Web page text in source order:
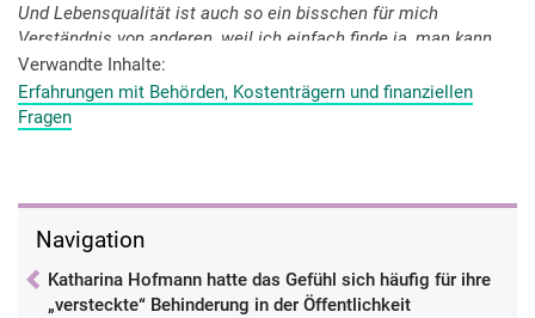
Und Lebensqualität ist auch so ein bisschen für mich
Verständnis von anderen, weil ich einfach finde ja, man kann
sagen, mir ist egal, was andere denken und ich gehe so
durchs Leben, aber im Endeffekt verletzt es uns trotzdem alle,
wenn man dann blöd behandelt wird.
Verwandte Inhalte
Erfahrungen mit Behörden, Kostenträgern und finanziellen
Fragen
Navigation
Katharina Hofmann hatte das Gefühl sich häufig für ihre
„versteckte“ Behinderung in der Öffentlichkeit